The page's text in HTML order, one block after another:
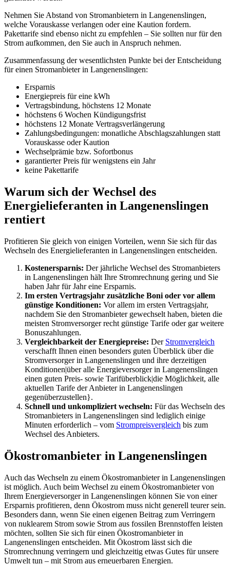
Nehmen Sie Abstand von Stromanbietern in Langenenslingen,
welche Vorauskasse verlangen oder eine Kaution fordern.
Pakettarife sind ebenso nicht zu empfehlen – Sie sollten nur für den
Strom aufkommen, den Sie auch in Anspruch nehmen.
Zusammenfassung der wesentlichsten Punkte bei der Entscheidung
für einen Stromanbieter in Langenenslingen:
Ersparnis
Energiepreis für eine kWh
Vertragsbindung, höchstens 12 Monate
höchstens 6 Wochen Kündigungsfrist
höchstens 12 Monate Vertragsverlängerung
Zahlungsbedingungen: monatliche Abschlagszahlungen statt
Vorauskasse oder Kaution
Wechselprämie bzw. Sofortbonus
garantierter Preis für wenigstens ein Jahr
keine Pakettarife
Warum sich der Wechsel des
Energielieferanten in Langenenslingen
rentiert
Profitieren Sie gleich von einigen Vorteilen, wenn Sie sich für das
Wechseln des Energielieferanten in Langenenslingen entscheiden.
Kostenersparnis: Der jährliche Wechsel des Stromanbieters
in Langenenslingen hält Ihre Stromrechnung gering und Sie
haben Jahr für Jahr eine Ersparnis.
Im ersten Vertragsjahr zusätzliche Boni oder vor allem
günstige Konditionen: Vor allem im ersten Vertragsjahr,
nachdem Sie den Stromanbieter gewechselt haben, bieten die
meisten Stromversorger recht günstige Tarife oder gar weitere
Bonuszahlungen.
Vergleichbarkeit der Energiepreise: Der Stromvergleich
verschafft Ihnen einen besonders guten Überblick über die
Stromversorger in Langenenslingen und ihre derzeitigen
Konditionen|über alle Energieversorger in Langenenslingen
einen guten Preis- sowie Tarifüberblick|die Möglichkeit, alle
aktuellen Tarife der Anbieter in Langenenslingen
gegenüberzustellen}.
Schnell und unkompliziert wechseln: Für das Wechseln des
Stromanbieters in Langenenslingen sind lediglich einige
Minuten erforderlich – vom Strompreisvergleich bis zum
Wechsel des Anbieters.
Ökostromanbieter in Langenenslingen
Auch das Wechseln zu einem Ökostromanbieter in Langenenslingen
ist möglich. Auch beim Wechsel zu einem Ökostromanbieter von
Ihrem Energieversorger in Langenenslingen können Sie von einer
Ersparnis profitieren, denn Ökostrom muss nicht generell teurer sein.
Besonders dann, wenn Sie einen eigenen Beitrag zum Verringern
von nuklearem Strom sowie Strom aus fossilen Brennstoffen leisten
möchten, sollten Sie sich für einen Ökostromanbieter in
Langenenslingen entscheiden. Mit Ökostrom lässt sich die
Stromrechnung verringern und gleichzeitig etwas Gutes für unsere
Umwelt tun – mit Strom aus erneuerbaren Energien.